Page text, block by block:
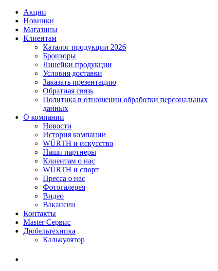
Акции
Новинки
Магазины
Клиентам
Каталог продукции 2026
Брошюры
Линейки продукции
Условия доставки
Заказать презентацию
Обратная связь
Политика в отношении обработки персональных
данных
О компании
Новости
История компании
WÜRTH и искусство
Наши партнеры
Клиентам о нас
WÜRTH и спорт
Пресса о нас
Фотогалерея
Видео
Вакансии
Контакты
Master Сервис
Дюбельтехника
Калькулятор